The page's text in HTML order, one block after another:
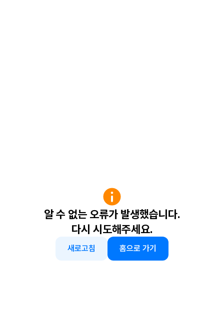
알 수 없는 오류가 발생했습니다.
다시 시도해주세요.
새로고침 홈으로 가기